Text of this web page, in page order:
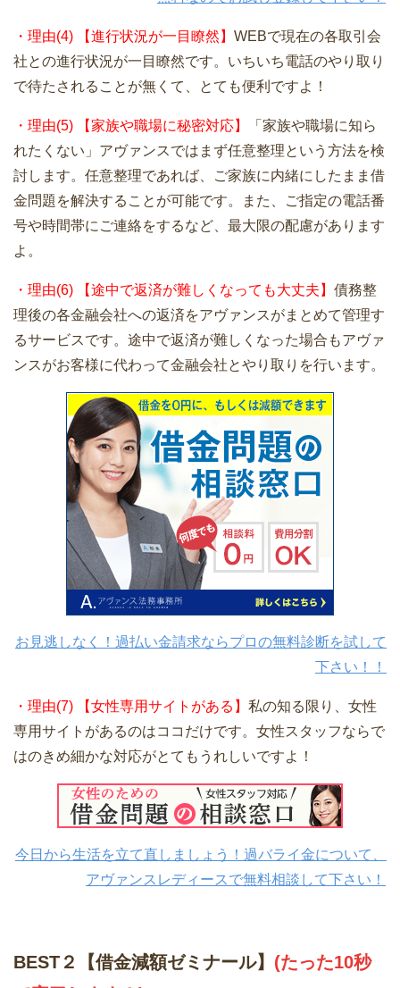
・理由(4) 【進行状況が一目瞭然】 WEBで現在の各取引会
社との進行状況が一目瞭然です。いちいち電話のやり取り
で待たされることが無くて、とても便利ですよ！
・理由(5) 【家族や職場に秘密対応】
「家族や職場に知ら
れたくない」アヴァンスではまず任意整理という方法を検
討します。任意整理であれば、ご家族に内緒にしたまま借
金問題を解決することが可能です。また、ご指定の電話番
号や時間帯にご連絡をするなど、最大限の配慮があります
よ。
・理由(6) 【途中で返済が難しくなっても大丈夫】 債務整
理後の各金融会社への返済をアヴァンスがまとめて管理す
るサービスです。途中で返済が難しくなった場合もアヴァ
ンスがお客様に代わって金融会社とやり取りを行います。
お見逃しなく！過払い金請求ならプロの無料診断を試して
下さい！！
・理由(7) 【女性専用サイトがある】 私の知る限り、女性
専用サイトがあるのはココだけです。女性スタッフならで
はのきめ細かな対応がとてもうれしいですよ！
今日から生活を立て直しましょう！過バライ金について、
アヴァンスレディースで無料相談して下さい！
BEST２【借金減額ゼミナール】 (たった10秒